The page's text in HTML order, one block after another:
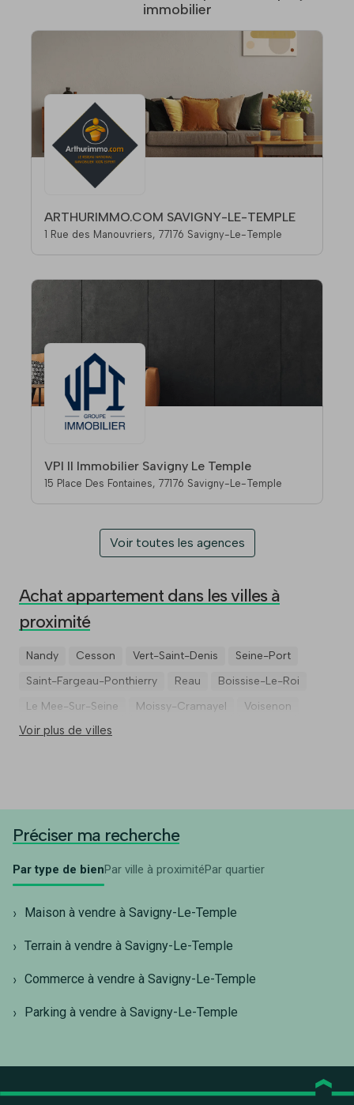
immobilier
ARTHURIMMO.COM SAVIGNY-LE-TEMPLE
1 Rue des Manouvriers, 77176 Savigny-Le-Temple
VPI II Immobilier Savigny Le Temple
15 Place Des Fontaines, 77176 Savigny-Le-Temple
Voir toutes les agences
Achat appartement dans les villes à
proximité
Nandy Cesson Vert-Saint-Denis
Seine-Port
Saint-Fargeau-Ponthierry
Reau
Boissise-Le-Roi
Le Mee-Sur-Seine
Moissy-Cramayel Voisenon
Voir plus de villes
Préciser ma recherche
Par type de bienPar ville à proximitéPar quartier
Maison à vendre à Savigny-Le-Temple
Terrain à vendre à Savigny-Le-Temple
Commerce à vendre à Savigny-Le-Temple
Parking à vendre à Savigny-Le-Temple